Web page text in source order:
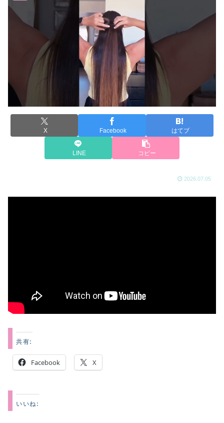
X Facebook はてブ
LINE コピー
2026.07.05
共有:
Facebook X
いいね: